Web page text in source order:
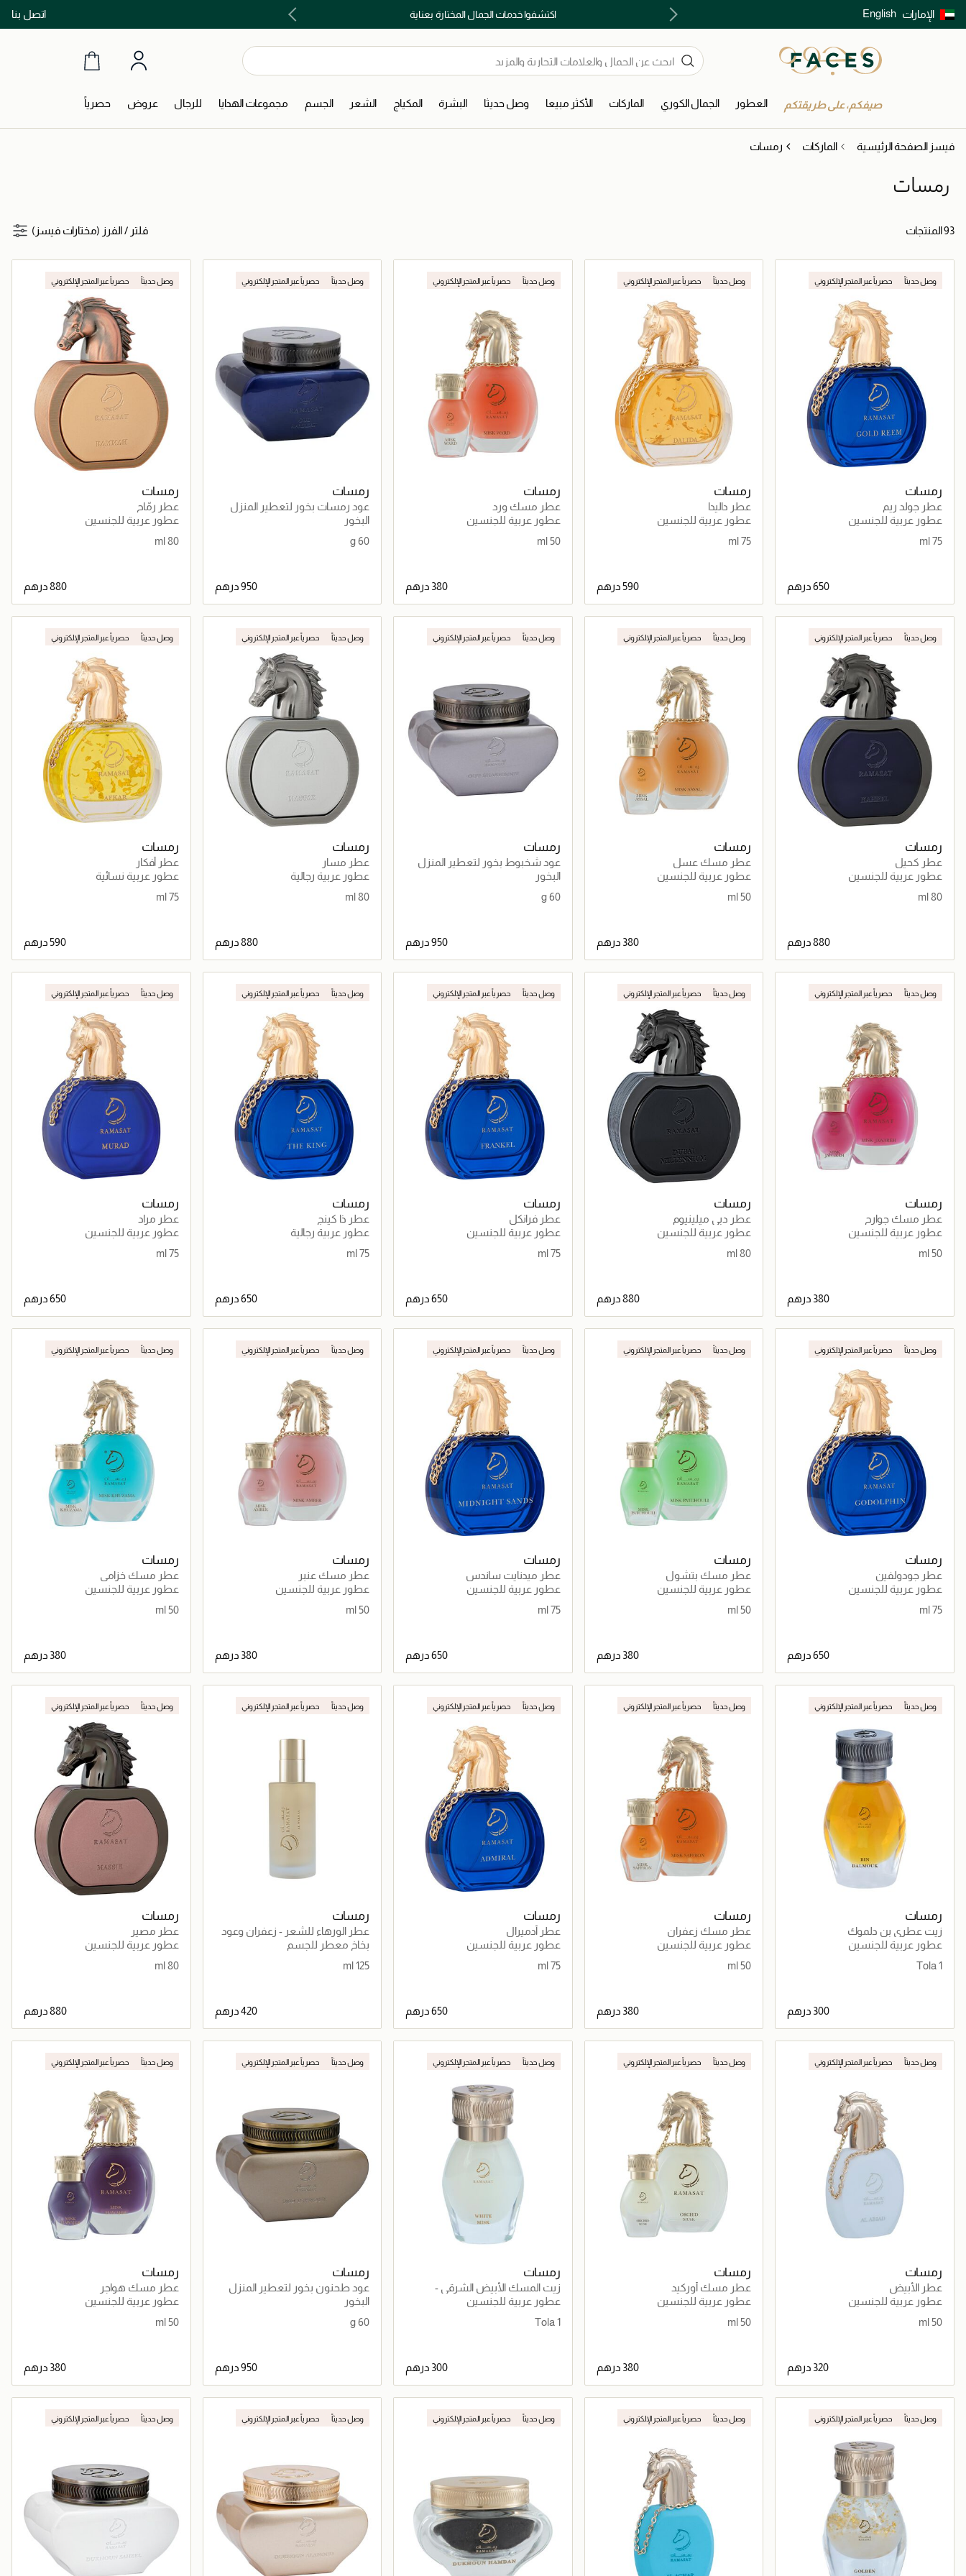
الإمارات English اتصل بنااشتري الآن و ادفع لاحقاً مع تابي و تمارا! اكتشفوا خدمات الجمال المختارة بعناية توصيل سريع على جميع الطلبات ما فوق 299 درهم
صيفكم، على طريقتكم العطور الجمال الكوري الماركات الأكثر مبيعا وصل حديثا البشرة المكياج الشعر الجسم مجموعات الهدايا للرجال عروض حصرياً
فيسز الصفحة الرئيسية الماركات رمسات
رمسات
93 المنتجات فلتر /الفرز (مختارات فيسز)
وصل حديثاً حصرياً عبر المتجر الإلكتروني
رمسات
عطر جولد ريم
عطور عربية للجنسين
75 ml
جاري تحميل التفاصيل
وصل حديثاً حصرياً عبر المتجر الإلكتروني
رمسات
عطر داليدا
عطور عربية للجنسين
75 ml
⁦590⁩ درهم
جاري تحميل التفاصيل
وصل حديثاً حصرياً عبر المتجر الإلكتروني
رمسات
عطر مسك ورد
عطور عربية للجنسين
50 ml
جاري تحميل التفاصيل
وصل حديثاً حصرياً عبر المتجر الإلكتروني
رمسات
عود رمسات بخور لتعطير المنزل
(60 غرام)
البخور
60 g
⁦950⁩ درهم
جاري تحميل التفاصيل
وصل حديثاً حصرياً عبر المتجر الإلكتروني
رمسات
عطر رمّاح
عطور عربية للجنسين
80 ml
جاري تحميل التفاصيل
وصل حديثاً حصرياً عبر المتجر الإلكتروني
رمسات
عطر كحيل
عطور عربية للجنسين
80 ml
جاري تحميل التفاصيل
وصل حديثاً حصرياً عبر المتجر الإلكتروني
رمسات
عطر مسك عسل
عطور عربية للجنسين
50 ml
⁦380⁩ درهم
جاري تحميل التفاصيل
وصل حديثاً حصرياً عبر المتجر الإلكتروني
رمسات
عود شخبوط بخور لتعطير المنزل
(60 غرام)
البخور
60 g
جاري تحميل التفاصيل
وصل حديثاً حصرياً عبر المتجر الإلكتروني
رمسات
عطر مسار
عطور عربية رجالية
80 ml
⁦880⁩ درهم
جاري تحميل التفاصيل
وصل حديثاً حصرياً عبر المتجر الإلكتروني
رمسات
عطر أفكار
عطور عربية نسائية
75 ml
جاري تحميل التفاصيل
وصل حديثاً حصرياً عبر المتجر الإلكتروني
رمسات
عطر مسك جوارح
عطور عربية للجنسين
50 ml
جاري تحميل التفاصيل
وصل حديثاً حصرياً عبر المتجر الإلكتروني
رمسات
عطر دبي ميلينيوم
عطور عربية للجنسين
80 ml
⁦880⁩ درهم
جاري تحميل التفاصيل
وصل حديثاً حصرياً عبر المتجر الإلكتروني
رمسات
عطر فرانكل
عطور عربية للجنسين
75 ml
جاري تحميل التفاصيل
وصل حديثاً حصرياً عبر المتجر الإلكتروني
رمسات
عطر ذا كينج
عطور عربية رجالية
75 ml
⁦650⁩ درهم
جاري تحميل التفاصيل
وصل حديثاً حصرياً عبر المتجر الإلكتروني
رمسات
عطر مراد
عطور عربية للجنسين
75 ml
جاري تحميل التفاصيل
وصل حديثاً حصرياً عبر المتجر الإلكتروني
رمسات
عطر جودولفين
عطور عربية للجنسين
75 ml
جاري تحميل التفاصيل
وصل حديثاً حصرياً عبر المتجر الإلكتروني
رمسات
عطر مسك بتشول
عطور عربية للجنسين
50 ml
⁦380⁩ درهم
جاري تحميل التفاصيل
وصل حديثاً حصرياً عبر المتجر الإلكتروني
رمسات
عطر ميدنايت ساندس
عطور عربية للجنسين
75 ml
جاري تحميل التفاصيل
وصل حديثاً حصرياً عبر المتجر الإلكتروني
رمسات
عطر مسك عنبر
عطور عربية للجنسين
50 ml
⁦380⁩ درهم
جاري تحميل التفاصيل
وصل حديثاً حصرياً عبر المتجر الإلكتروني
رمسات
عطر مسك خزامى
عطور عربية للجنسين
50 ml
جاري تحميل التفاصيل
وصل حديثاً حصرياً عبر المتجر الإلكتروني
رمسات
زيت عطري بن دلموك
عطور عربية للجنسين
1 Tola
جاري تحميل التفاصيل
وصل حديثاً حصرياً عبر المتجر الإلكتروني
رمسات
عطر مسك زعفران
عطور عربية للجنسين
50 ml
⁦380⁩ درهم
جاري تحميل التفاصيل
وصل حديثاً حصرياً عبر المتجر الإلكتروني
رمسات
عطر أدميرال
عطور عربية للجنسين
75 ml
جاري تحميل التفاصيل
وصل حديثاً حصرياً عبر المتجر الإلكتروني
رمسات
عطر الورهاء للشعر - زعفران وعود
(125 مل)بخاخ معطر للجسم
125 ml
⁦420⁩ درهم
جاري تحميل التفاصيل
وصل حديثاً حصرياً عبر المتجر الإلكتروني
رمسات
عطر مصير
عطور عربية للجنسين
80 ml
جاري تحميل التفاصيل
وصل حديثاً حصرياً عبر المتجر الإلكتروني
رمسات
عطر الأبيض
عطور عربية للجنسين
50 ml
جاري تحميل التفاصيل
وصل حديثاً حصرياً عبر المتجر الإلكتروني
رمسات
عطر مسك أوركيد
عطور عربية للجنسين
50 ml
⁦380⁩ درهم
جاري تحميل التفاصيل
وصل حديثاً حصرياً عبر المتجر الإلكتروني
رمسات
زيت المسك الأبيض الشرقي -
تولة)
عطور عربية للجنسين
1 Tola
جاري تحميل التفاصيل
وصل حديثاً حصرياً عبر المتجر الإلكتروني
رمسات
عود طحنون بخور لتعطير المنزل
(60 غرام)
البخور
60 g
⁦950⁩ درهم
جاري تحميل التفاصيل
وصل حديثاً حصرياً عبر المتجر الإلكتروني
رمسات
عطر مسك هواجر
عطور عربية للجنسين
50 ml
جاري تحميل التفاصيل
وصل حديثاً حصرياً عبر المتجر الإلكتروني وصل حديثاً حصرياً عبر المتجر الإلكتروني وصل حديثاً حصرياً عبر المتجر الإلكتروني وصل حديثاً حصرياً عبر المتجر الإلكتروني وصل حديثاً حصرياً عبر المتجر الإلكتروني